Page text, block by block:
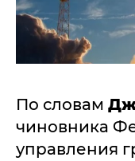
По словам
чиновника
управления